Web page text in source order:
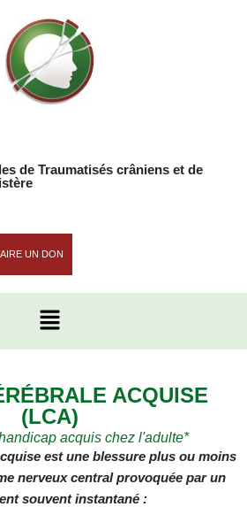
de Traumatisés crâniens et de
UN DON
ACQUISE
(LCA)
acquis chez l'adulte*
est une blessure plus ou moins
nerveux central provoquée par un
souvent instantané :